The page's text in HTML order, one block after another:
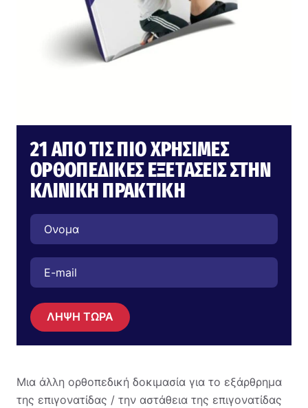
21 ΑΠΌ ΤΙΣ ΠΙΟ ΧΡΉΣΙΜΕΣ
ΟΡΘΟΠΕΔΙΚΈΣ ΕΞΕΤΆΣΕΙΣ ΣΤΗΝ
ΚΛΙΝΙΚΉ ΠΡΑΚΤΙΚΉ
ΛΗΨΗ ΤΩΡΑ
Μια άλλη ορθοπεδική δοκιμασία για το εξάρθρημα
της επιγονατίδας / την αστάθεια της επιγονατίδας